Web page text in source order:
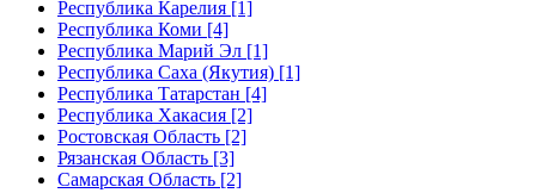
Республика Карелия [1]
Республика Коми [4]
Республика Марий Эл [1]
Республика Саха (Якутия) [1]
Республика Татарстан [4]
Республика Хакасия [2]
Ростовская Область [2]
Рязанская Область [3]
Самарская Область [2]